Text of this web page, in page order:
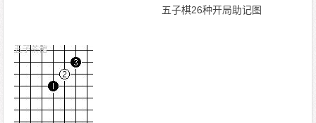
五子棋26种开局助记图